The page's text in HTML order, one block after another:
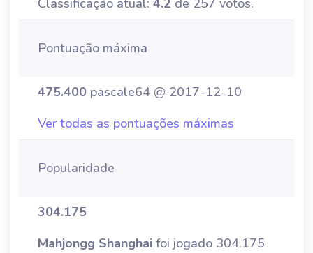
Classificação atual: 4.2 de 257 votos.
Pontuação máxima
475.400 pascale64 @ 2017-12-10
Ver todas as pontuações máximas
Popularidade
304.175
Mahjongg Shanghai foi jogado 304.175